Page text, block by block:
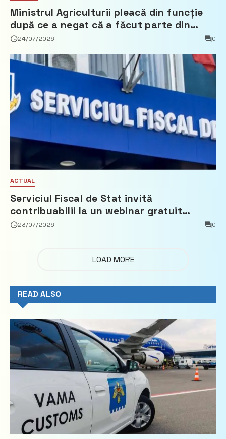
Ministrul Agriculturii pleacă din funcție
după ce a negat că a făcut parte din
Partidul Democrat
24/07/2026 0
ACTUAL
Serviciul Fiscal de Stat invită
contribuabilii la un webinar gratuit
privind calculul impozitului pe bunurile
23/07/2026 0
LOAD MORE
READ ALSO